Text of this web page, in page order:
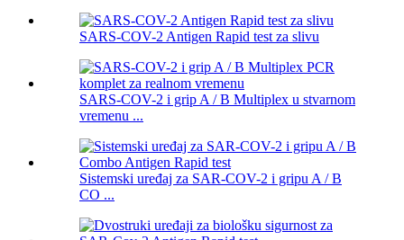
SARS-COV-2 Antigen Rapid test za slivu
SARS-COV-2 i grip A / B Multiplex u stvarnom
vremenu ...
Sistemski uređaj za SAR-COV-2 i gripu A / B
CO ...